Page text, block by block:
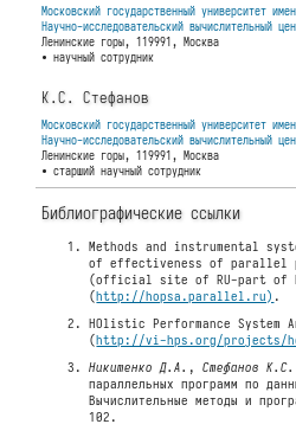
Московский государственный университет
Научно-исследовательский вычислительный
Ленинские горы, 119991, Москва
• научный сотрудник
К.С. Стефанов
Московский государственный университет
Научно-исследовательский вычислительный
Ленинские горы, 119991, Москва
• старший научный сотрудник
Библиографические ссылки
Methods and instrumental
of effectiveness of parallel
(official site of RU-part of
(http://hopsa.parallel.ru) .
HOlistic Performance System
(http://vi-hps.org/projects/
Никитенко Д.А. ,Стефанов К.С.
параллельных программ по
Вычислительные методы и
102.